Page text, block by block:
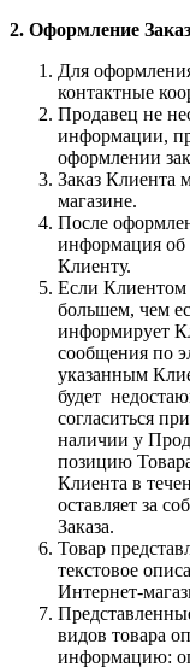
2. Оформление
Для
контактные
Продавец не
информации,
оформлении
Заказ Клиента
магазине.
После
информация об
Клиенту.
Если Клиентом
большем, чем
информирует
сообщения по
указанным
будет
согласиться
наличии у
позицию
Клиента в
оставляет за
Заказа.
Товар
текстовое
Интернет-
видов товара
информацию: